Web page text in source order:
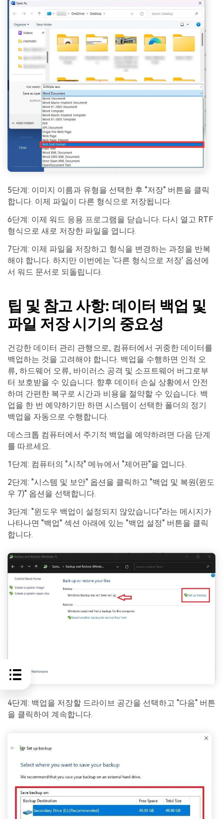
5단계: 이미지 이름과 유형을 선택한 후 "저장" 버튼을 클릭
합니다. 이제 파일이 다른 형식으로 저장됩니다.
6단계: 이제 워드 응용 프로그램을 닫습니다. 다시 열고 RTF
형식으로 새로 저장한 파일을 엽니다.
7단계: 이제 파일을 저장하고 형식을 변경하는 과정을 반복
해야 합니다. 하지만 이번에는 '다른 형식으로 저장' 옵션에
서 워드 문서로 되돌립니다.
팁 및 참고 사항: 데이터 백업 및
파일 저장 시기의 중요성
건강한 데이터 관리 관행으로, 컴퓨터에서 귀중한 데이터를
백업하는 것을 고려해야 합니다. 백업을 수행하면 인적 오
류, 하드웨어 오류, 바이러스 공격 및 소프트웨어 버그로부
터 보호받을 수 있습니다. 향후 데이터 손실 상황에서 안전
하며 간편한 복구로 시간과 비용을 절약할 수 있습니다. 백
업을 한 번 예약하기만 하면 시스템이 선택한 폴더의 정기
백업을 자동으로 수행합니다.
데스크톱 컴퓨터에서 주기적 백업을 예약하려면 다음 단계
를 따르세요.
1단계: 컴퓨터의 "시작" 메뉴에서 "제어판"을 엽니다.
2단계: "시스템 및 보안" 옵션을 클릭하고 "백업 및 복원(윈도
우 7)" 옵션을 선택합니다.
3단계: "윈도우 백업이 설정되지 않았습니다"라는 메시지가
나타나면 "백업" 섹션 아래에 있는 "백업 설정" 버튼을 클릭
합니다.
4단계: 백업을 저장할 드라이브 공간을 선택하고 "다음" 버튼
을 클릭하여 계속합니다.